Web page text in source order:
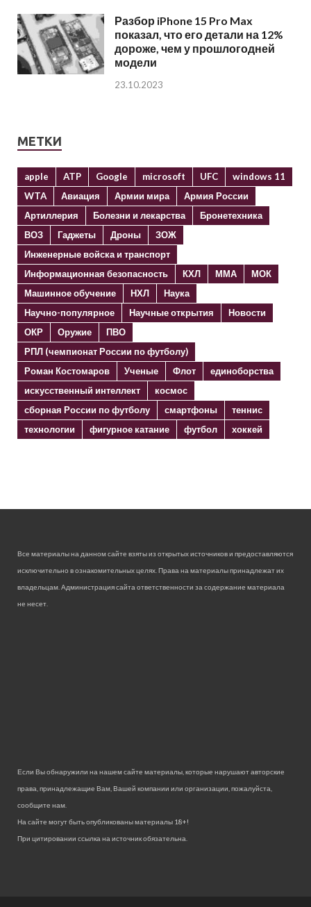
Разбор iPhone 15 Pro Max
показал, что его детали на 12%
дороже, чем у прошлогодней
модели
23.10.2023
МЕТКИ
apple ATP Google microsoft UFC
windows 11
WTA
Авиация Армии мира
Армия России
Артиллерия
Болезни и лекарства
Бронетехника
ВОЗ
Гаджеты Дроны
ЗОЖ
Инженерные войска и транспорт
Информационная безопасность
КХЛ ММА
МОК
Машинное обучение
НХЛ
Наука
Научно-популярное
Научные открытия
Новости
ОКР
Оружие
ПВО
РПЛ (чемпионат России по футболу)
Роман Костомаров
Ученые Флот
единоборства
искусственный интеллект
космос
сборная России по футболу
смартфоны
теннис
технологии
фигурное катание футбол хоккей
Все материалы на данном сайте взяты из открытых источников и предоставляются
исключительно в ознакомительных целях. Права на материалы принадлежат их
владельцам. Администрация сайта ответственности за содержание материала
не несет.
Если Вы обнаружили на нашем сайте материалы, которые нарушают авторские
права, принадлежащие Вам, Вашей компании или организации, пожалуйста,
сообщите нам.
На сайте могут быть опубликованы материалы 18+!
При цитировании ссылка на источник обязательна.